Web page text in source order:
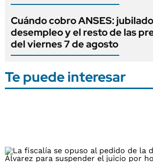
Cuándo cobro ANSES:
desempleo y el resto de las
del viernes 7 de agosto
Te puede interesar